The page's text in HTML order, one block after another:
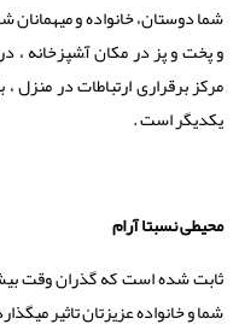
شما دوستان، خانواده و میهمانان
و پخت و پز در مکان آَشپزخانه ،
مرکز برقراری ارتباطات در منزل
یکدیگر است .
محیطی نسبتا آرام
ثابت شده است که گذران وقت
شما و خانواده عزیزتان تاثیر میگذارد .